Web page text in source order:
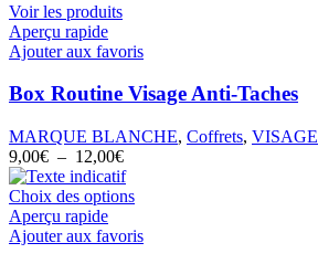
Voir les produits
Aperçu rapide
Ajouter aux favoris
Box Routine Visage Anti-Taches
MARQUE BLANCHE, Coffrets, VISAGE
9,00€ – 12,00€Plage
de
prix :
à
Choix des optionsCe
a
Aperçu rapide
Ajouter aux favoris